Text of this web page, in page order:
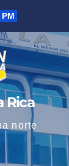
Rica
norte